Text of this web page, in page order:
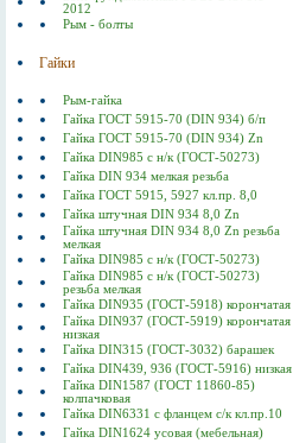
2012
Рым - болты
Гайки
Рым-гайка
Гайка ГОСТ 5915-70 (DIN 934) б/п
Гайка ГОСТ 5915-70 (DIN 934) Zn
Гайка DIN985 с н/к (ГОСТ-50273)
Гайка DIN 934 мелкая резьба
Гайка ГОСТ 5915, 5927 кл.пр. 8,0
Гайка штучная DIN 934 8,0 Zn
Гайка штучная DIN 934 8,0 Zn резьба
мелкая
Гайка DIN985 с н/к (ГОСТ-50273)
Гайка DIN985 с н/к (ГОСТ-50273)
резьба мелкая
Гайка DIN935 (ГОСТ-5918) корончатая
Гайка DIN937 (ГОСТ-5919) корончатая
низкая
Гайка DIN315 (ГОСТ-3032) барашек
Гайка DIN439, 936 (ГОСТ-5916) низкая
Гайка DIN1587 (ГОСТ 11860-85)
колпачковая
Гайка DIN6331 с фланцем с/к кл.пр.10
Гайка DIN1624 усовая (мебельная)